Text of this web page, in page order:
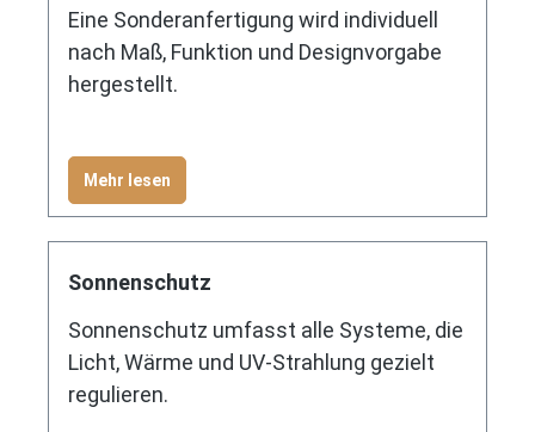
Eine Sonderanfertigung wird individuell
nach Maß, Funktion und Designvorgabe
hergestellt.
Mehr lesen
Sonnenschutz
Sonnenschutz umfasst alle Systeme, die
Licht, Wärme und UV-Strahlung gezielt
regulieren.